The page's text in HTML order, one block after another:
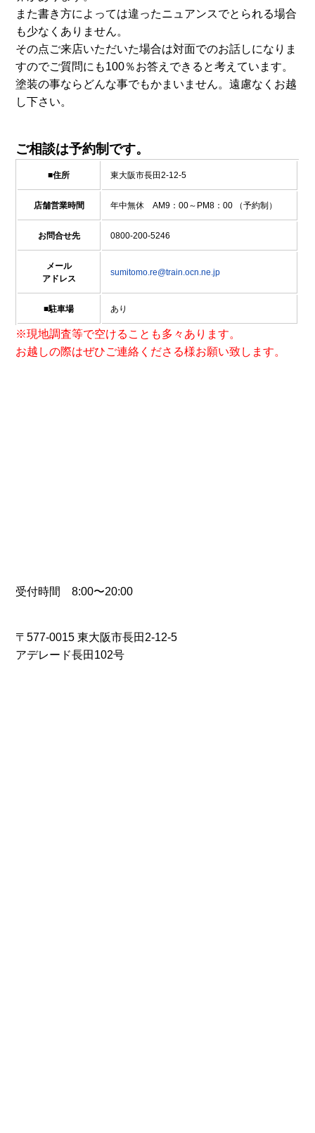
また書き方によっては違ったニュアンスでとられる場合
も少なくありません。
その点ご来店いただいた場合は対面でのお話しになりま
すのでご質問にも100％お答えできると考えています。
塗装の事ならどんな事でもかまいません。遠慮なくお越
し下さい。
ご相談は予約制です。
■住所 東大阪市長田2-12-5
店舗営業時間 年中無休 AM9：00～PM8：00 （予約制）
お問合せ先 0800-200-5246
メール
アドレス
sumitomo.re@train.ocn.ne.jp
■駐車場 あり
※現地調査等で空けることも多々あります。
お越しの際はぜひご連絡くださる様お願い致します。
受付時間 8:00〜20:00
〒577-0015 東大阪市長田2-12-5
アデレード長田102号